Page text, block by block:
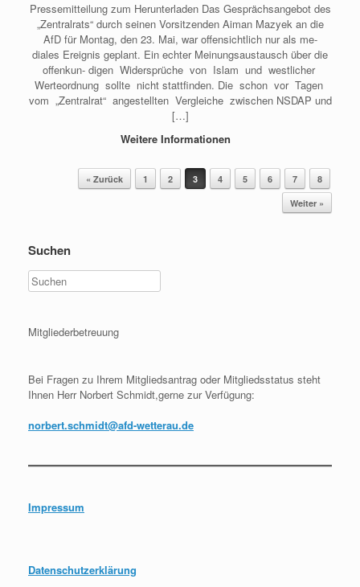
Pressemitteilung zum Herunterladen Das Gesprächsangebot des
„Zentralrats“ durch seinen Vorsitzenden Aiman Mazyek an die
AfD für Montag, den 23. Mai, war offensichtlich nur als me-
diales Ereignis geplant. Ein echter Meinungsaustausch über die
offenkun- digen Widersprüche von Islam und westlicher
Werteordnung sollte nicht stattfinden. Die schon vor Tagen
vom „Zentralrat“ angestellten Vergleiche zwischen NSDAP und
[…]
Weitere Informationen
Beitragsnavigation
« Zurück 1 2 3 4 5 6 7
8
Weiter »
Suchen
Mitgliederbetreuung
Bei Fragen zu Ihrem Mitgliedsantrag oder Mitgliedsstatus steht
Ihnen Herr Norbert Schmidt,gerne zur Verfügung:
norbert.schmidt@afd-wetterau.de
Impressum
Datenschutzerklärung